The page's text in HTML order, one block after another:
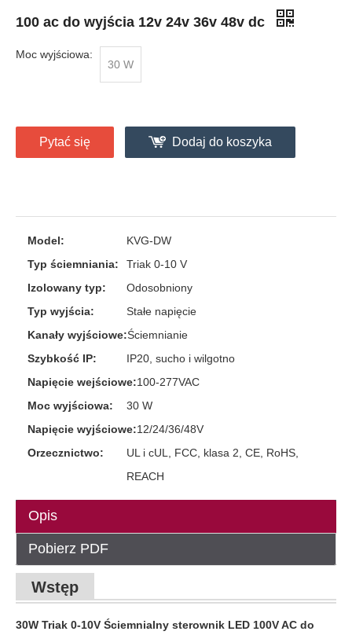
100 ac do wyjścia 12v 24v 36v 48v dc
Moc wyjściowa:
30 W
Pytać się Dodaj do koszyka
Model:
KVG-DW
Typ ściemniania:
Triak 0-10 V
Izolowany typ:
Odosobniony
Typ wyjścia:
Stałe napięcie
Kanały wyjściowe:Ściemnianie
Szybkość IP:
IP20, sucho i wilgotno
Napięcie wejściowe:100-277VAC
Moc wyjściowa:
30 W
Napięcie wyjściowe:12/24/36/48V
Orzecznictwo:
UL i cUL, FCC, klasa 2, CE, RoHS,
REACH
Opis
Pobierz PDF
Wstęp
30W Triak 0-10V Ściemnialny sterownik LED 100V AC do